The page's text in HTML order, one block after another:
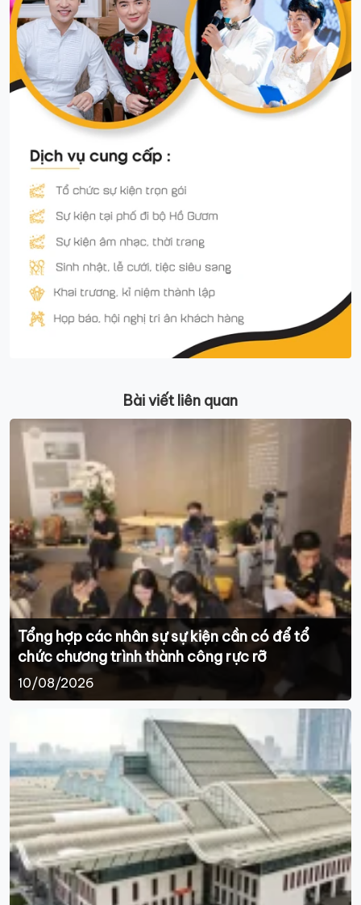
Bài viết liên quan
Tổng hợp các nhân sự sự kiện cần có để tổ
chức chương trình thành công rực rỡ
10/08/2026